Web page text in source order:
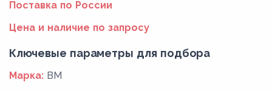
Поставка по России
Цена и наличие по запросу
Ключевые параметры для подбора
Марка: ВМ